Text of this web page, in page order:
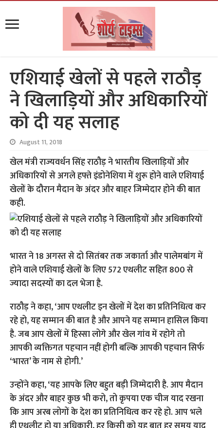
एशियाई खेलों से पहले राठौड़
ने खिलाड़ियों और अधिकारियों
को दी यह सलाह
August 11, 2018
खेल मंत्री राज्यवर्धन सिंह राठौड़ ने भारतीय खिलाड़ियों और
अधिकारियों से अगले हफ्ते इंडोनेशिया में शुरू होने वाले एशियाई
खेलों के दौरान मैदान के अंदर और बाहर जिम्मेदार होने की बात
कही.
भारत ने 18 अगस्त से दो सितंबर तक जकार्ता और पालेमबांग में
होने वाले एशियाई खेलों के लिए 572 एथलीट सहित 800 से
ज्यादा सदस्यों का दल भेजा है.
राठौड़ ने कहा, ‘आप एथलीट इन खेलों में देश का प्रतिनिधित्व कर
रहे हो, यह सम्मान की बात है और आपने यह सम्मान हासिल किया
है. जब आप खेलों में हिस्सा लोगे और खेल गांव में रहोगे तो
आपकी व्यक्तिगत पहचान नहीं होगी बल्कि आपकी पहचान सिर्फ
‘भारत’ के नाम से होगी.’
उन्होंने कहा, ‘यह आपके लिए बहुत बड़ी जिम्मेदारी है. आप मैदान
के अंदर और बाहर कुछ भी करो, तो कृपया एक चीज याद रखना
कि आप अरब लोगों के देश का प्रतिनिधित्व कर रहे हो. आप भले